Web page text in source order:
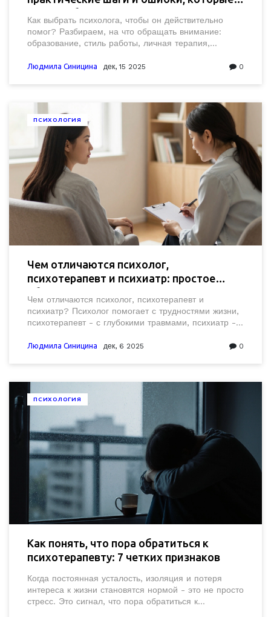
Как выбрать психолога, чтобы он действительно
помог? Разбираем, на что обращать внимание:
образование, стиль работы, личная терапия,
говорят, но решают всё.
Людмила Синицина дек, 15 2025 0
ПСИХОЛОГИЯ
Чем отличаются психолог,
психотерапевт и психиатр: простое
объяснение для тех, кто ищет помощь
Чем отличаются психолог, психотерапевт и
психиатр? Психолог помогает с трудностями жизни,
психотерапевт - с глубокими травмами, психиатр - с
нужна помощь.
Людмила Синицина дек, 6 2025 0
ПСИХОЛОГИЯ
Как понять, что пора обратиться к
психотерапевту: 7 четких признаков
Когда постоянная усталость, изоляция и потеря
интереса к жизни становятся нормой - это не просто
стресс. Это сигнал, что пора обратиться к